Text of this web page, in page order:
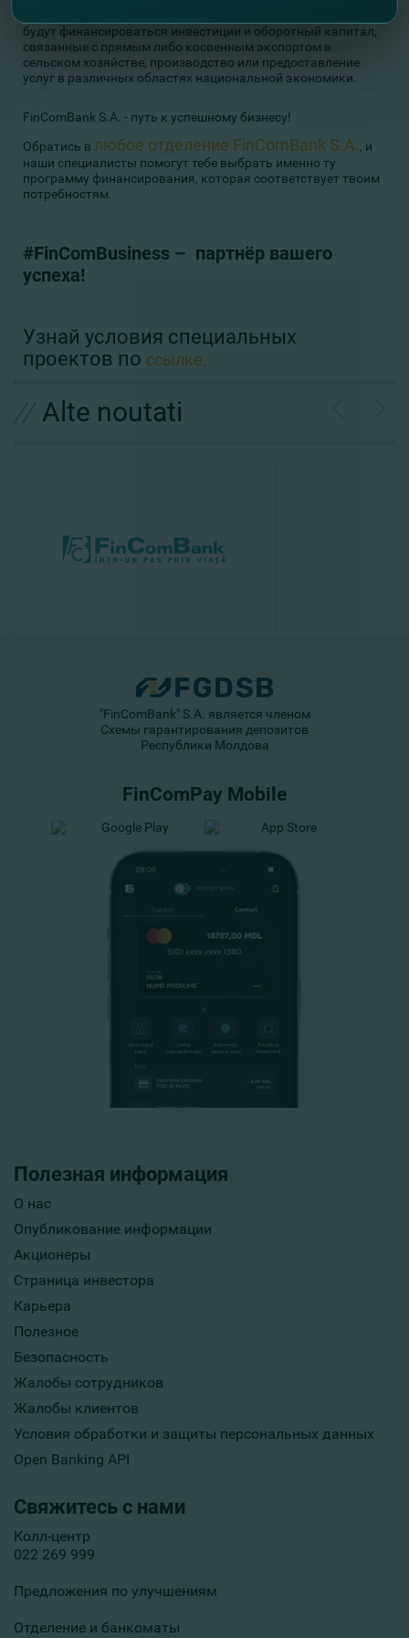
будут финансироваться инвестиции и оборотный капитал,
связанные с прямым либо косвенным экспортом в
сельском хозяйстве, производство или предоставление
услуг в различных областях национальной экономики.
FinComBank S.A. - путь к успешному бизнесу!
Обратись в любое отделение FinComBank S.A. , и
наши специалисты помогут тебе выбрать именно ту
программу финансирования, которая соответствует твоим
потребностям.
#FinComBusiness – партнёр вашего
успеха!
Узнай условия специальных
проектов по ссылке.
Alte noutati
Полезная информация
О нас
Опубликование информации
Акционеры
Страница инвестора
Карьера
Полезное
Безопасность
Жалобы сотрудников
Жалобы клиентов
Условия обработки и защиты персональных данных
Open Banking API
Свяжитесь с нами
Колл-центр
022 269 999
Предложения по улучшениям
Отделение и банкоматы
"FinComBank" S.A. является членом
Схемы гарантирования депозитов
Республики Молдова
FinComPay Mobile